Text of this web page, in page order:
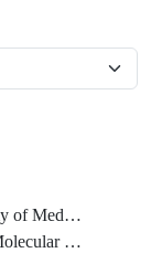
Council, USA
Medicine